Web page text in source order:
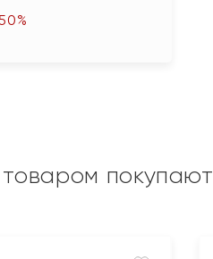
покупают